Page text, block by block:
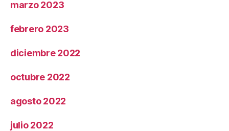
marzo 2023
febrero 2023
diciembre 2022
octubre 2022
agosto 2022
julio 2022